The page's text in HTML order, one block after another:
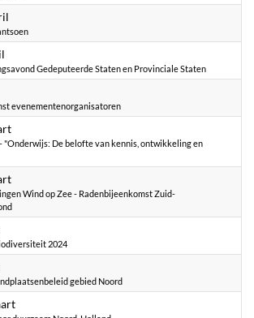
Gedeputeerde Staten en Provinciale Staten
evenementenorganisatoren
2024
De belofte van kennis, ontwikkeling en
2024
Wind op Zee - Radenbijeenkomst Zuid-
2024
2024
2024
gebied Noord
2024